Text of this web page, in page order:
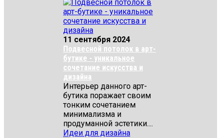
11 сентября 2024
Подвесной потолок в арт-
бутике - уникальное
сочетание искусства и
дизайна
Интерьер данного арт-
бутика поражает своим
тонким сочетанием
минимализма и
продуманной эстетики....
Идеи для дизайна